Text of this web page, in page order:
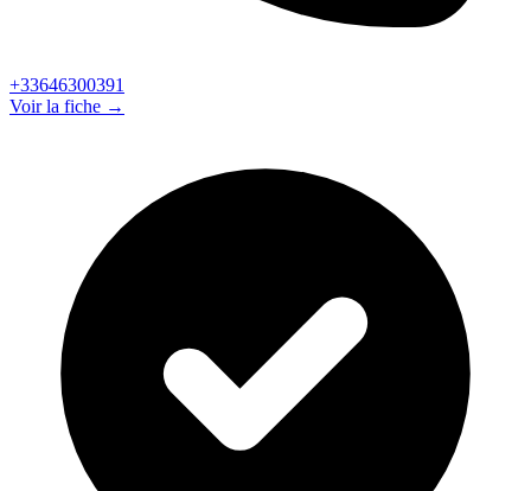
+33646300391
Voir la fiche →